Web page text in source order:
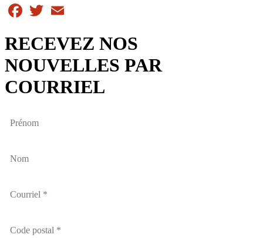
Facebook
Twitter
RECEVEZ NOS
NOUVELLES PAR
COURRIEL